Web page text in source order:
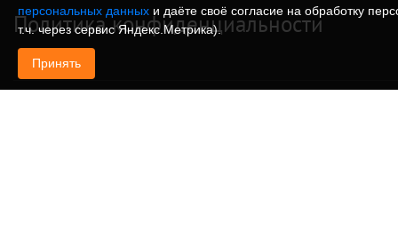
Политика конфиденциальности
персональных данных и даёте своё согласие на обработку
т.ч. через сервис Яндекс.Метрика).
Принять